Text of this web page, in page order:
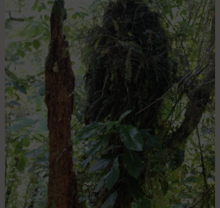
Kontakt
Impressum
Datenschutz